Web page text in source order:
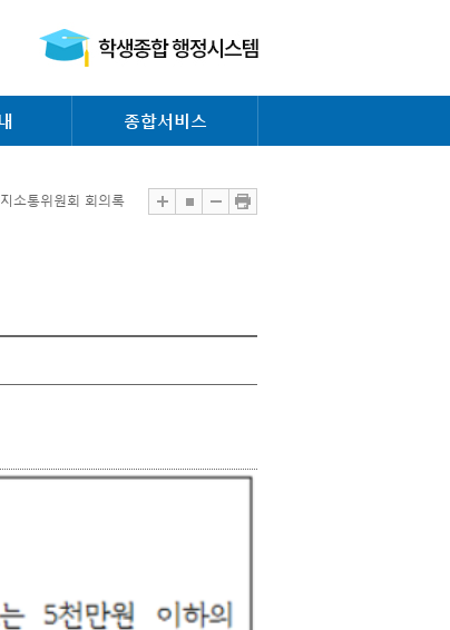
종합서비스
소통위원회 회의록